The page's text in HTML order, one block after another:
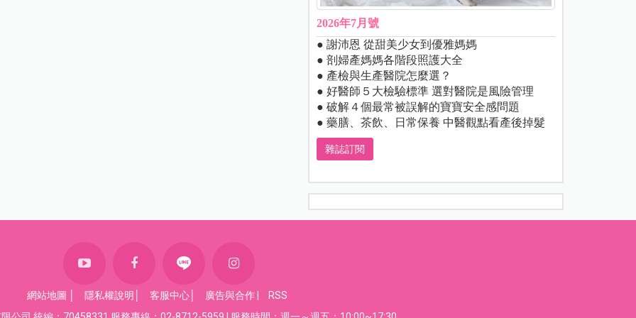
2026年7月號
● 謝沛恩 從甜美少女到優雅媽媽
● 剖婦產媽媽各階段照護大全
● 產檢與生產醫院怎麼選？
● 好醫師５大檢驗標準 選對醫院是風險管理
● 破解４個最常被誤解的寶寶安全感問題
● 藥膳、茶飲、日常保養 中醫觀點看產後掉髮
雜誌訂閱
網站地圖 隱私權說明 客服中心 廣告與合作
RSS